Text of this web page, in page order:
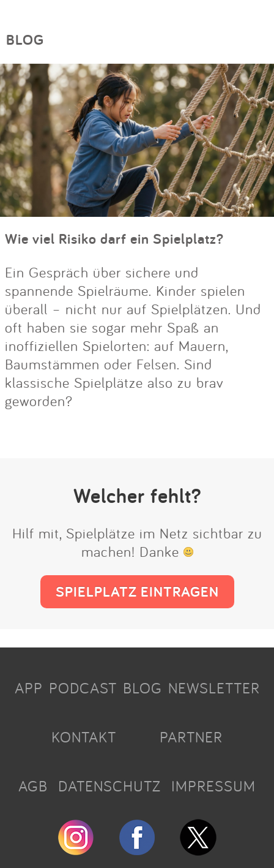
BLOG
Wie viel Risiko darf ein Spielplatz?
Ein Gespräch über sichere und
spannende Spielräume. Kinder spielen
überall – nicht nur auf Spielplätzen. Und
oft haben sie sogar mehr Spaß an
inoffiziellen Spielorten: auf Mauern,
Baumstämmen oder Felsen. Sind
klassische Spielplätze also zu brav
geworden?
Welcher fehlt?
Hilf mit, Spielplätze im Netz sichtbar zu
machen! Danke
SPIELPLATZ EINTRAGEN
APP PODCAST BLOG NEWSLETTER
KONTAKT PARTNER
AGB DATENSCHUTZ IMPRESSUM